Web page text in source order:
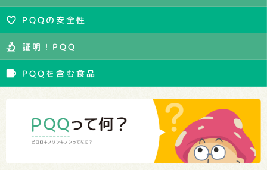
PQQの安全性
証明！PQQ
PQQを含む食品